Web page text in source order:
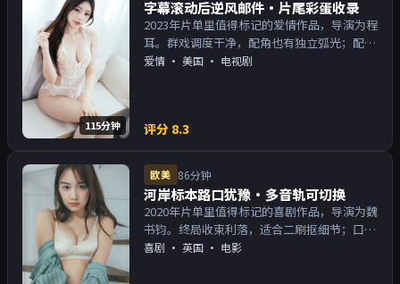
115分钟
字幕滚动后逆风邮件·片尾彩蛋收录
2023年片单里值得标记的爱情作品，导演为程
耳。群戏调度干净，配角也有独立弧光；配乐
与画面气质统一。主演以演技派为主，适合喜
爱情 · 美国 · 电视剧
评分 8.3
欧美 86分钟
河岸标本路口犹豫·多音轨可切换
2020年片单里值得标记的喜剧作品，导演为魏
书钧。终局收束利落，适合二刷抠细节；口碑
向与娱乐性兼顾。主演以演技派为主，适合喜
喜剧 · 英国 · 电影